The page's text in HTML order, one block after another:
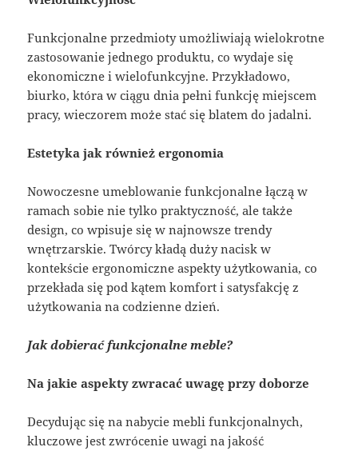
Funkcjonalne przedmioty umożliwiają wielokrotne
zastosowanie jednego produktu, co wydaje się
ekonomiczne i wielofunkcyjne. Przykładowo,
biurko, która w ciągu dnia pełni funkcję miejscem
pracy, wieczorem może stać się blatem do jadalni.
Estetyka jak również ergonomia
Nowoczesne umeblowanie funkcjonalne łączą w
ramach sobie nie tylko praktyczność, ale także
design, co wpisuje się w najnowsze trendy
wnętrzarskie. Twórcy kładą duży nacisk w
kontekście ergonomiczne aspekty użytkowania, co
przekłada się pod kątem komfort i satysfakcję z
użytkowania na codzienne dzień.
Jak dobierać funkcjonalne meble?
Na jakie aspekty zwracać uwagę przy doborze
Decydując się na nabycie mebli funkcjonalnych,
kluczowe jest zwrócenie uwagi na jakość